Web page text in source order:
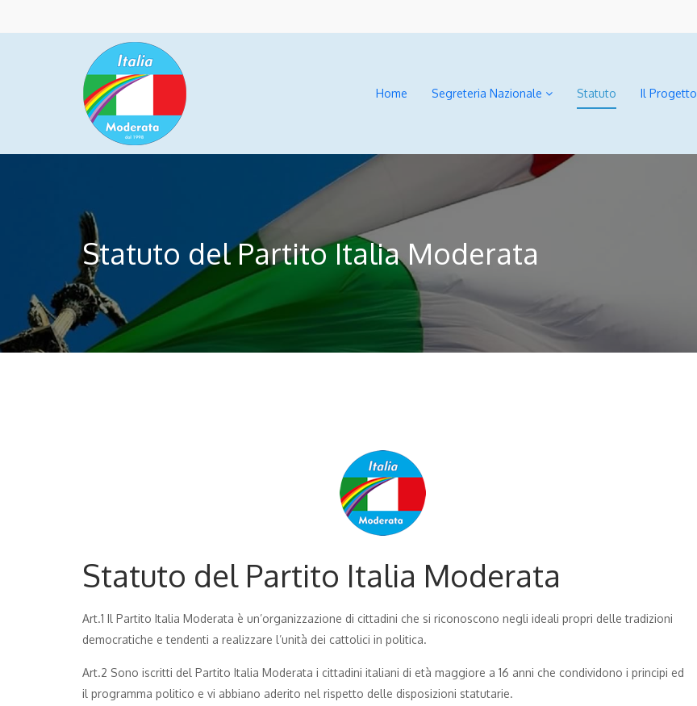
Home Segreteria Nazionale Statuto Il Progetto
Statuto del Partito Italia Moderata
Statuto del Partito Italia Moderata
Art.1 Il Partito Italia Moderata è un’organizzazione di cittadini che si riconoscono negli ideali propri delle tradizioni
democratiche e tendenti a realizzare l’unità dei cattolici in politica.
Art.2 Sono iscritti del Partito Italia Moderata i cittadini italiani di età maggiore a 16 anni che condividono i principi ed
il programma politico e vi abbiano aderito nel rispetto delle disposizioni statutarie.